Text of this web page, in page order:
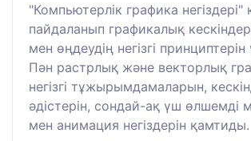
"Компьютерлік графика негіздері"
пайдаланып графикалық
мен өңдеудің негізгі
Пән растрлық және векторлық
негізгі тұжырымдамаларын,
әдістерін, сондай-ақ үш өлшемді
мен анимация негіздерін қамтиды.